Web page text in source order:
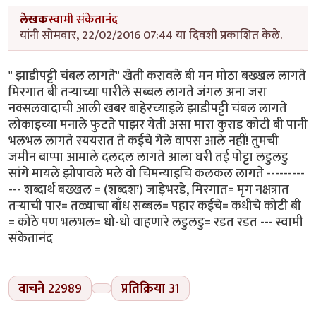
लेखकस्वामी संकेतानंद
यांनी सोमवार, 22/02/2016 07:44 या दिवशी प्रकाशित केले.
" झाडीपट्टी चंबल लागते" खेती करावले बी मन मोठा बख्खल लागते
मिरगात बी तऱ्याच्या पारीले सब्बल लागते जंगल अना जरा
नक्सलवादाची आली खबर बाहेरच्याइले झाडीपट्टी चंबल लागते
लोकाइच्या मनाले फुटते पाझर येती असा मारा कुराड कोटी बी पानी
भलभल लागते स्ययरात ते कईचेे गेले वापस आले नहीं! तुमची
जमीन बाप्पा आमाले दलदल लागते आला घरी तई पोट्टा लडुलडु
सांगे मायले झोपावले मले वो चिमन्याइचि कलकल लागते ---------
--- शब्दार्थ बख्खल = (शब्दशः) जाड़ेभरडे, मिरगात= मृग नक्षत्रात
तऱ्याची पार= तळ्याचा बाँध सब्बल= पहार कईचे= कधीचे कोटी बी
= कोठे पण भलभल= धो-धो वाहणारे लडुलडु= रडत रडत --- स्वामी
संकेतानंद
वाचने 22989 प्रतिक्रिया 31